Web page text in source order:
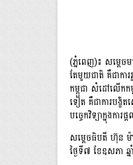
(ភ្នំពេញ)៖ សម្តេច
តែមួយជាតិ គឺជាកា
កម្ពុជា សំដៅលើក
ទៀត គឺជាការបង្ខិត
បច្ចេកវិទ្យាក្នុង
សម្តេចធិបតី ហ៊ុន ម៉ា
ថ្ងៃទី៧ ខែឧសភា